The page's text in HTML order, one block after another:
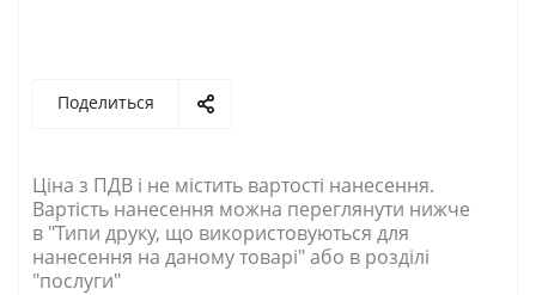
Поделиться
Ціна з ПДВ і не містить вартості нанесення.
Вартість нанесення можна переглянути нижче
в "Типи друку, що використовуються для
нанесення на даному товарі" або в розділі
"послуги"